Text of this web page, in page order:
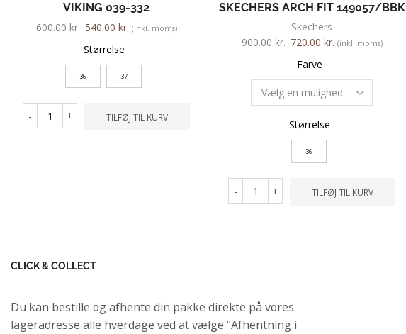
VIKING 039-332
600.00kr. 540.00 kr. (inkl. moms)
Størrelse
36 37
- + TILFØJ TIL KURV
SKECHERS ARCH FIT 149057/BBK
Skechers
900.00kr. 720.00 kr. (inkl. moms)
Farve
Størrelse
36
- + TILFØJ TIL KURV
CLICK & COLLECT
Du kan bestille og afhente din pakke direkte på vores
lageradresse alle hverdage ved at vælge "Afhentning i